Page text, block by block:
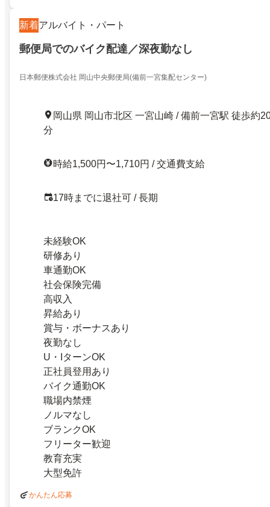
新着アルバイト・パート
郵便局でのバイク配達／深夜勤なし
日本郵便株式会社 岡山中央郵便局(備前一宮集配センター)
岡山県 岡山市北区 一宮山崎 / 備前一宮駅 徒歩約
分
時給1,500円〜1,710円 / 交通費支給
17時までに退社可 / 長期
未経験OK
研修あり
車通勤OK
社会保険完備
高収入
昇給あり
賞与・ボーナスあり
夜勤なし
U・IターンOK
正社員登用あり
バイク通勤OK
職場内禁煙
ノルマなし
ブランクOK
フリーター歓迎
教育充実
大型免許
かんたん応募